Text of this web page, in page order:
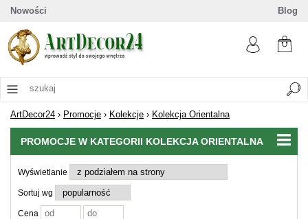
Nowości Blog
ArtDecor24 › Promocje › Kolekcje › Kolekcja Orientalna
PROMOCJE W KATEGORII KOLEKCJA ORIENTALNA
Wyświetlanie
Sortuj wg
Cena